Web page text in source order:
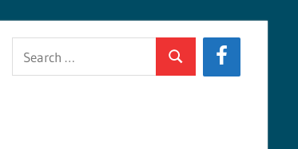
for:
Search